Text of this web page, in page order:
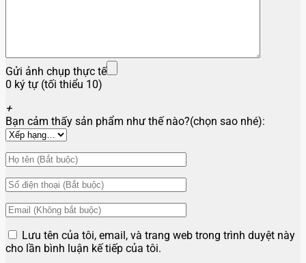
Gửi ảnh chụp thực tế
0 ký tự (tối thiểu 10)
+
Bạn cảm thấy sản phẩm như thế nào?(chọn sao nhé):
Lưu tên của tôi, email, và trang web trong trình duyệt này
cho lần bình luận kế tiếp của tôi.